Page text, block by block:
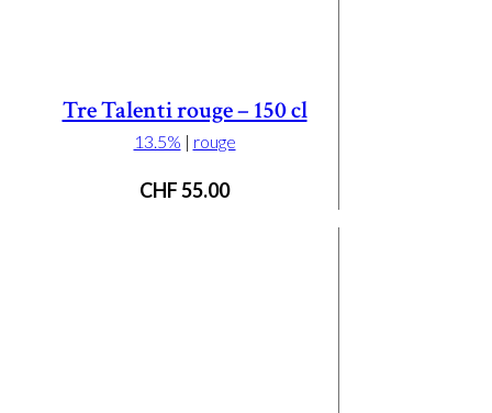
Tre Talenti rouge – 150 cl
13.5% | rouge
CHF55.00